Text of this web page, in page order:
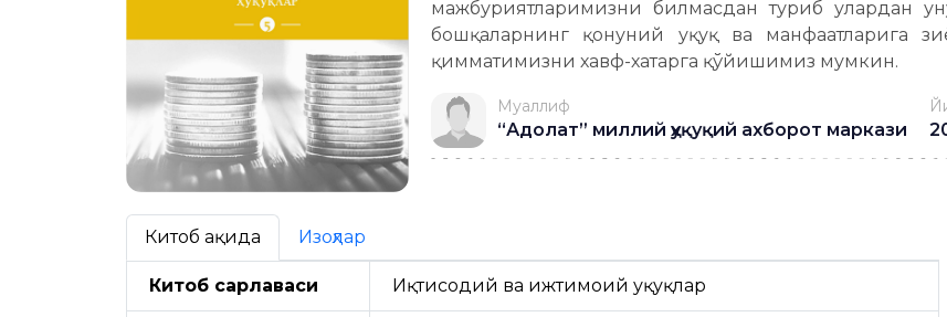
мажбуриятларимизни билмасдан туриб улардан
бошқаларнинг қонуний ҳуқуқ ва манфаатларига
қимматимизни хавф-хатарга қўйишимиз мумкин.
Муаллиф
“Адолат” миллий ҳуқуқий ахборот маркази
Китоб ҳақида Изоҳлар
Китоб сарлавҳаси Иқтисодий ва ижтимоий ҳуқуқлар